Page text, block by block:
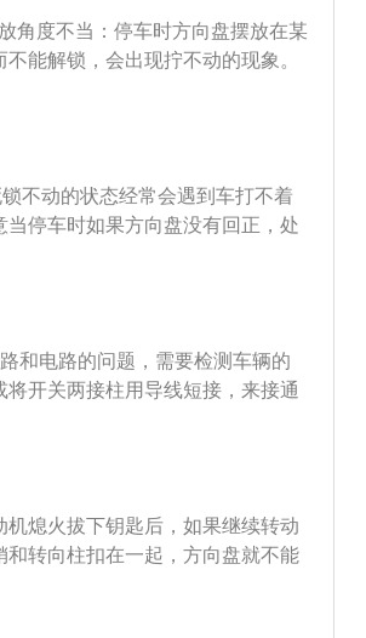
入钥匙孔造成，当钥匙插入锁孔
动；解决方法：此时不要用力去
使用。应使用遥控器开启车门或
到原位，所以轿车钥匙拧不动；
角度不当：停车时方向盘摆放在某
能解锁，会出现拧不动的现象。
，方向盘就自然解锁。2、方向
向锁销和转向柱扣在一起，方向
这是车辆的防盗系统认为汽车存
解决方法：需要等待一两个小时
损卡下线：如果用以上方法都很
那么故障原因应该是钥匙簧片磨
尝试向反方向拧动。5、锁芯生
油，润滑一下，看看能否打开，
配：可能是后期重新配的钥匙，
使冻在钥匙孔中的水融化。
不动的状态经常会遇到车打不着
停车时如果方向盘没有回正，处
也是一种防盗的措施，这时钥匙
，点火瞬间车辆的蹿动无疑是巨
、AMT)，厂家都会预设这个模
处在P档位置；解决办法：将挡
明明钥匙在车内，但是仪表总是显
电，启动系统感应不到钥匙发出
间大灯未关等原因造成的亏电或
更换电瓶。扩展介绍：1、奥迪A
的个人风格。紧凑的外形，晰的
施，在停车熄火拔出钥匙后再转
和电路的问题，需要检测车辆的
开关两接柱用导线短接，来接通
向盘锁死是车辆上的一种防盗功
锁孔后，里面的锁止机构不能弹
热打开。4、拿错钥匙了，拿成
钥匙各项功能详解：1、解锁
辆车门、车窗的锁定，解除防盗
钮，用于锁定车辆的车门、车
熄火拔下钥匙后，如果继续转动
转向柱扣在一起，方向盘就不能
是：在拧汽车钥匙的同时轻微转